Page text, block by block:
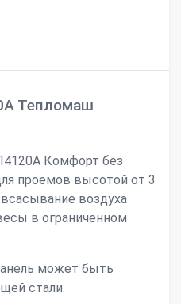
Тепломаш
Комфорт без
проемов высотой от 3
воздуха
в ограниченном
может быть
стали.